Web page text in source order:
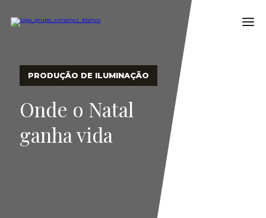
PRODUÇÃO DE ILUMINAÇÃO
Onde o Natal
ganha vida